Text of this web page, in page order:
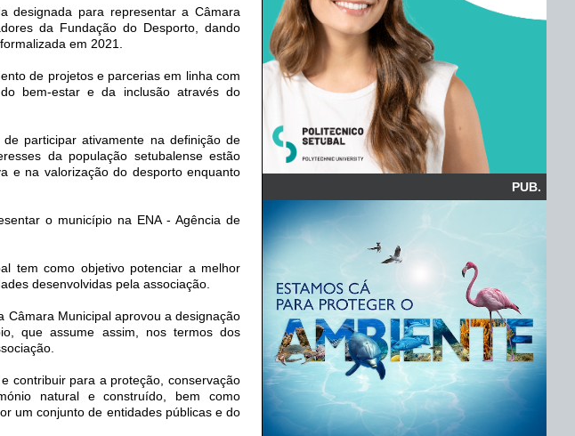
designada para representar a Câmara
da Fundação do Desporto, dando
em 2021.
de projetos e parcerias em linha com
bem-estar e da inclusão através do
participar ativamente na definição de
da população setubalense estão
e na valorização do desporto enquanto
o município na ENA - Agência de
tem como objetivo potenciar a melhor
desenvolvidas pela associação.
Câmara Municipal aprovou a designação
que assume assim, nos termos dos
contribuir para a proteção, conservação
natural e construído, bem como
um conjunto de entidades públicas e do
PUB.